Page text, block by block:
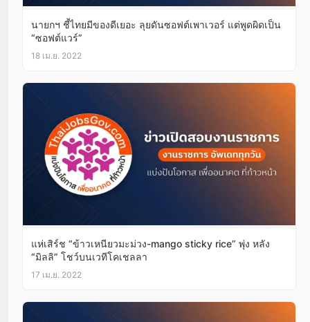
นายกฯ ชี้ไทยมีของดีเยอะ ลุยดันซอฟต์เพาเวอร์ แต่พูดผิดเป็น
“ซอฟต์แวร์”
18 เม.ย. 2022
แห่เสิร์ช “ข้าวเหนียวมะม่วง-mango sticky rice” พุ่ง หลัง
“มิลลิ” โชว์บนเวทีโคเชลลา
17 เม.ย. 2022